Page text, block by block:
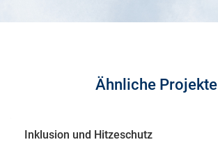
Ähnliche Projekte
Inklusion und Hitzeschutz